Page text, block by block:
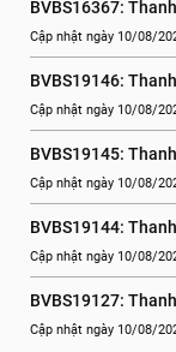
BVBS16367:
Cập nhật ngày 10/08/
BVBS19146:
Cập nhật ngày 10/08/
BVBS19145:
Cập nhật ngày 10/08/
BVBS19144:
Cập nhật ngày 10/08/
BVBS19127:
Cập nhật ngày 10/08/